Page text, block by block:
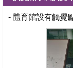
- 體育館設有觸覺